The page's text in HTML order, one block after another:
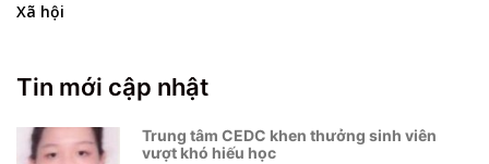
Xã hội
Tin mới cập nhật
Trung tâm CEDC khen thưởng sinh viên
vượt khó hiếu học